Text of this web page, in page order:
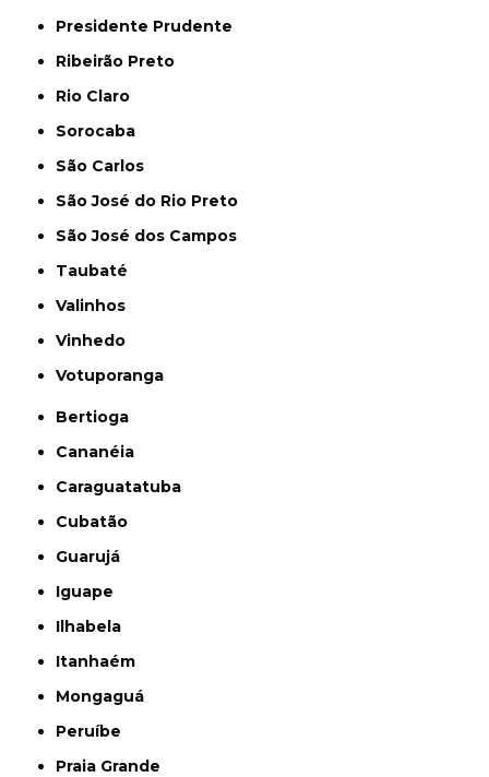
Presidente Prudente
Ribeirão Preto
Rio Claro
Sorocaba
São Carlos
São José do Rio Preto
São José dos Campos
Taubaté
Valinhos
Vinhedo
Votuporanga
Bertioga
Cananéia
Caraguatatuba
Cubatão
Guarujá
Iguape
Ilhabela
Itanhaém
Mongaguá
Peruíbe
Praia Grande